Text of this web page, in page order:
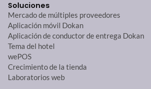
Soluciones
Mercado de múltiples proveedores
Aplicación móvil Dokan
Aplicación de conductor de entrega Dokan
Tema del hotel
wePOS
Crecimiento de la tienda
Laboratorios web